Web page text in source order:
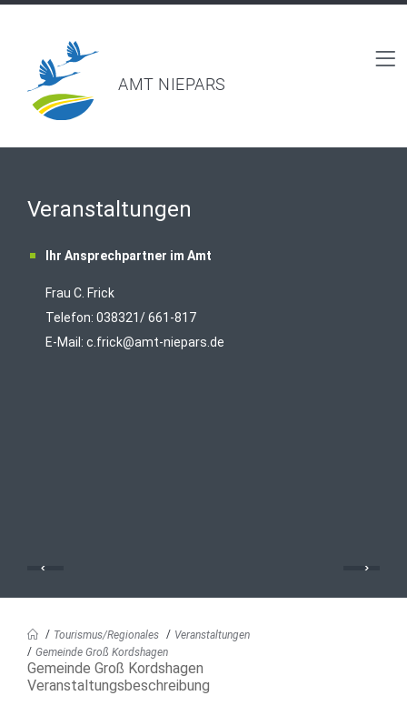
AMT NIEPARS
Veranstaltungen
Ihr Ansprechpartner im Amt
Frau C. Frick
Telefon: 038321/ 661-817
E-Mail: c.frick@amt-niepars.de
Tourismus/Regionales
Veranstaltungen
Gemeinde Groß Kordshagen
Gemeinde Groß Kordshagen
Veranstaltungsbeschreibung